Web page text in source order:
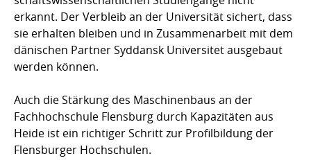
erkannt. Der Ver­bleib an der Universität sichert, dass
sie erhal­ten bleiben und in Zusam­men­arbeit mit dem
dänischen Partner Syddansk Univer­sitet ausgebaut
wer­den können.
Auch die Stärkung des Maschinenbaus an der
Fachhochschule Flensburg durch Kapazitäten aus
Heide ist ein richtiger Schritt zur Profilbildung der
Flensburger Hochschulen.